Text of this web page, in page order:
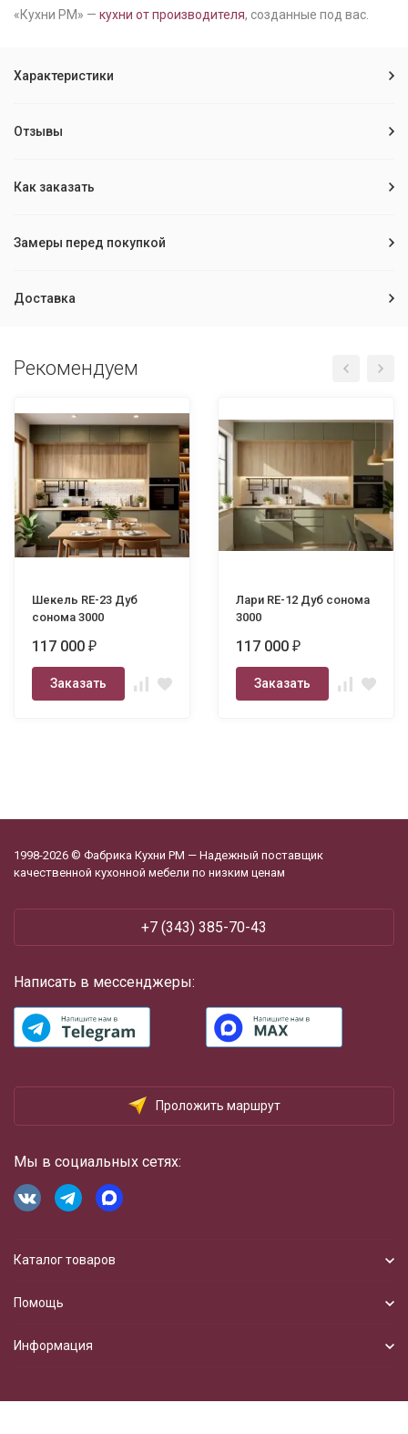
«Кухни РМ» — кухни от производителя, созданные под вас.
Характеристики
Отзывы
Как заказать
Замеры перед покупкой
Доставка
Рекомендуем
Шекель RE-23 Дуб
сонома 3000
117 000 ₽
Заказать
Лари RE-12 Дуб сонома
3000
117 000 ₽
Заказать
1998-2026 © Фабрика Кухни РМ — Надежный поставщик
качественной кухонной мебели по низким ценам
‪+7 (343) 385-70-43
Написать в мессенджеры:
Проложить маршрут
Мы в социальных сетях:
Каталог товаров
Помощь
Информация